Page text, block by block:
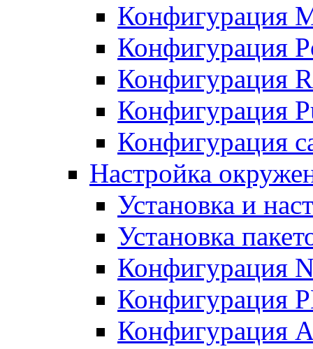
Конфигурация
Конфигурация
Конфигурация
Конфигурация
Конфигурация
Настройка
Установка и
Установка
Конфигурация
Конфигурация
Конфигурация